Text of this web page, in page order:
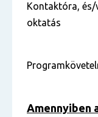
Kontaktóra,
oktatás
Amennyiben